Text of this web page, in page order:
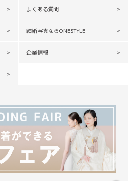
よくある質問
結婚写真ならONESTYLE
企業情報